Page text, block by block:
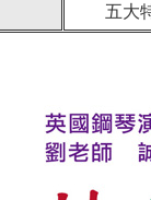
五大特